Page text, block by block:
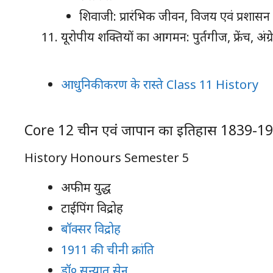
शिवाजी: प्रारंभिक जीवन, विजय एवं प्रशासन
यूरोपीय शक्तियों का आगमन: पुर्तगीज, फ्रेंच,
आधुनिकीकरण के रास्ते Class 11 History
Core 12 चीन एवं जापान का इतिहास 1839-
History Honours Semester 5
अफीम युद्ध
टाईपिंग विद्रोह
बॉक्सर विद्रोह
1911 की चीनी क्रांति